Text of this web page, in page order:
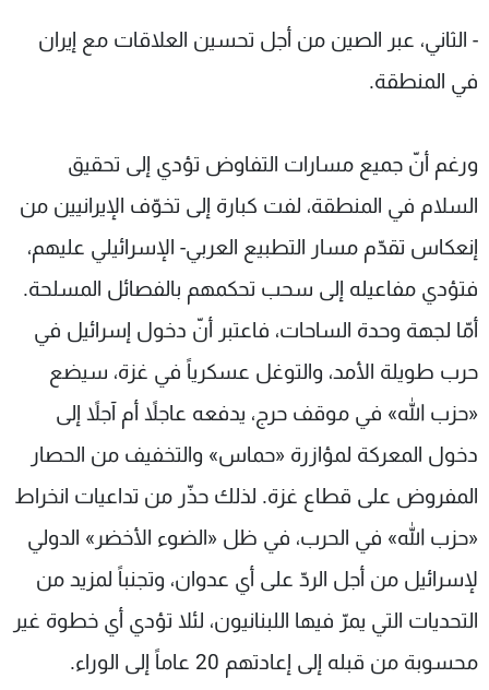
- الثاني، عبر الصين من أجل تحسين العلاقات مع إيران
في المنطقة.
ورغم أنّ جميع مسارات التفاوض تؤدي إلى تحقيق
السلام في المنطقة، لفت كبارة إلى تخوّف الإيرانيين من
إنعكاس تقدّم مسار التطبيع العربي- الإسرائيلي عليهم،
فتؤدي مفاعيله إلى سحب تحكمهم بالفصائل المسلحة.
أمّا لجهة وحدة الساحات، فاعتبر أنّ دخول إسرائيل في
حرب طويلة الأمد، والتوغل عسكرياً في غزة، سيضع
«حزب الله» في موقف حرج، يدفعه عاجلاً أم آجلاً إلى
دخول المعركة لمؤازرة «حماس» والتخفيف من الحصار
المفروض على قطاع غزة. لذلك حذّر من تداعيات انخراط
«حزب الله» في الحرب، في ظل «الضوء الأخضر» الدولي
لإسرائيل من أجل الردّ على أي عدوان، وتجنباً لمزيد من
التحديات التي يمرّ فيها اللبنانيون، لئلا تؤدي أي خطوة غير
محسوبة من قبله إلى إعادتهم 20 عاماً إلى الوراء.